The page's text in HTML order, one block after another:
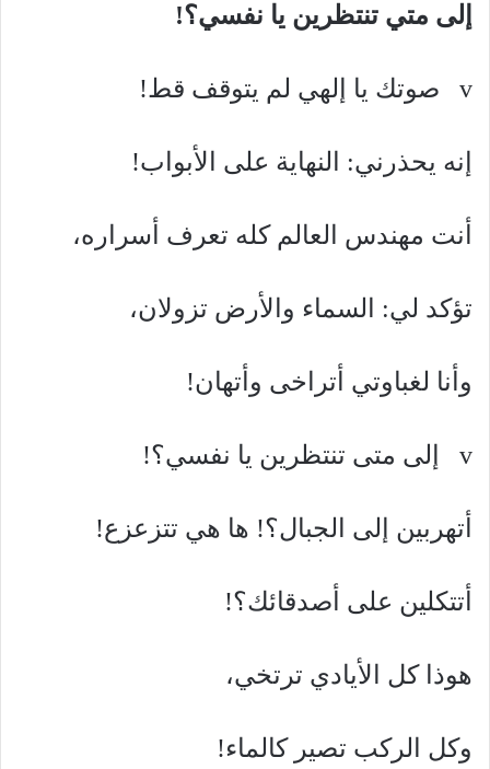
إلى متي تنتظرين يا نفسي؟!
v صوتك يا إلهي لم يتوقف قط!
إنه يحذرني: النهاية على الأبواب!
أنت مهندس العالم كله تعرف أسراره،
تؤكد لي: السماء والأرض تزولان،
وأنا لغباوتي أتراخى وأتهان!
v إلى متى تنتظرين يا نفسي؟!
أتهربين إلى الجبال؟! ها هي تتزعزع!
أتتكلين على أصدقائك؟!
هوذا كل الأيادي ترتخي،
وكل الركب تصير كالماء!